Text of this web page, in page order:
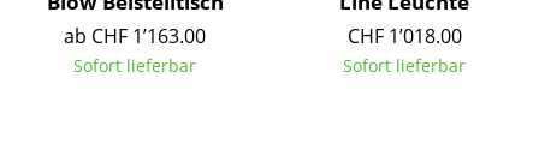
Licht
Hängeleuchten & Deckenleuchten
ab CHF 1’163.00
Sofort lieferbar
CHF 1’018.00
Sofort lieferbar